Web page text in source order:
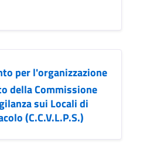
per l'organizzazione
della Commissione
sui Locali di
(C.C.V.L.P.S.)